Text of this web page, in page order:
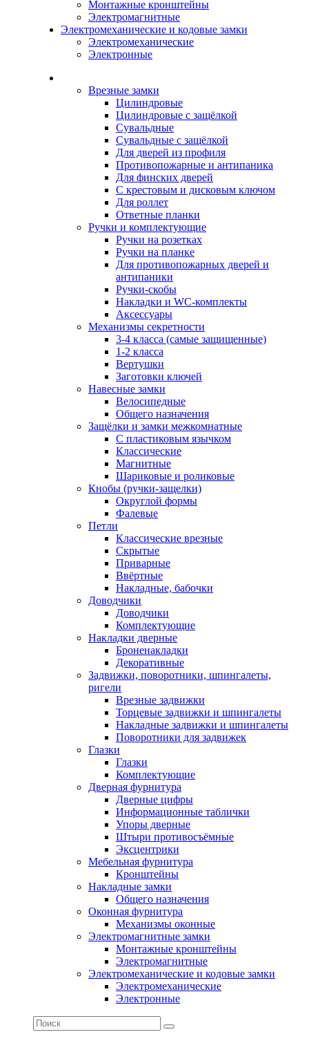
Монтажные кронштейны
Электромагнитные
Электромеханические и кодовые замки
Электромеханические
Электронные
Врезные замки
Цилиндровые
Цилиндровые с защёлкой
Сувальдные
Сувальдные с защёлкой
Для дверей из профиля
Противопожарные и антипаника
Для финских дверей
С крестовым и дисковым ключом
Для роллет
Ответные планки
Ручки и комплектующие
Ручки на розетках
Ручки на планке
Для противопожарных дверей и
антипаники
Ручки-скобы
Накладки и WC-комплекты
Аксессуары
Механизмы секретности
3-4 класса (самые защищенные)
1-2 класса
Вертушки
Заготовки ключей
Навесные замки
Велосипедные
Общего назначения
Защёлки и замки межкомнатные
С пластиковым язычком
Классические
Магнитные
Шариковые и роликовые
Кнобы (ручки-защелки)
Округлой формы
Фалевые
Петли
Классические врезные
Скрытые
Приварные
Ввёртные
Накладные, бабочки
Доводчики
Доводчики
Комплектующие
Накладки дверные
Броненакладки
Декоративные
Задвижки, поворотники, шпингалеты,
ригели
Врезные задвижки
Торцевые задвижки и шпингалеты
Накладные задвижки и шпингалеты
Поворотники для задвижек
Глазки
Глазки
Комплектующие
Дверная фурнитура
Дверные цифры
Информационные таблички
Упоры дверные
Штыри противосъёмные
Эксцентрики
Мебельная фурнитура
Кронштейны
Накладные замки
Общего назначения
Оконная фурнитура
Механизмы оконные
Электромагнитные замки
Монтажные кронштейны
Электромагнитные
Электромеханические и кодовые замки
Электромеханические
Электронные